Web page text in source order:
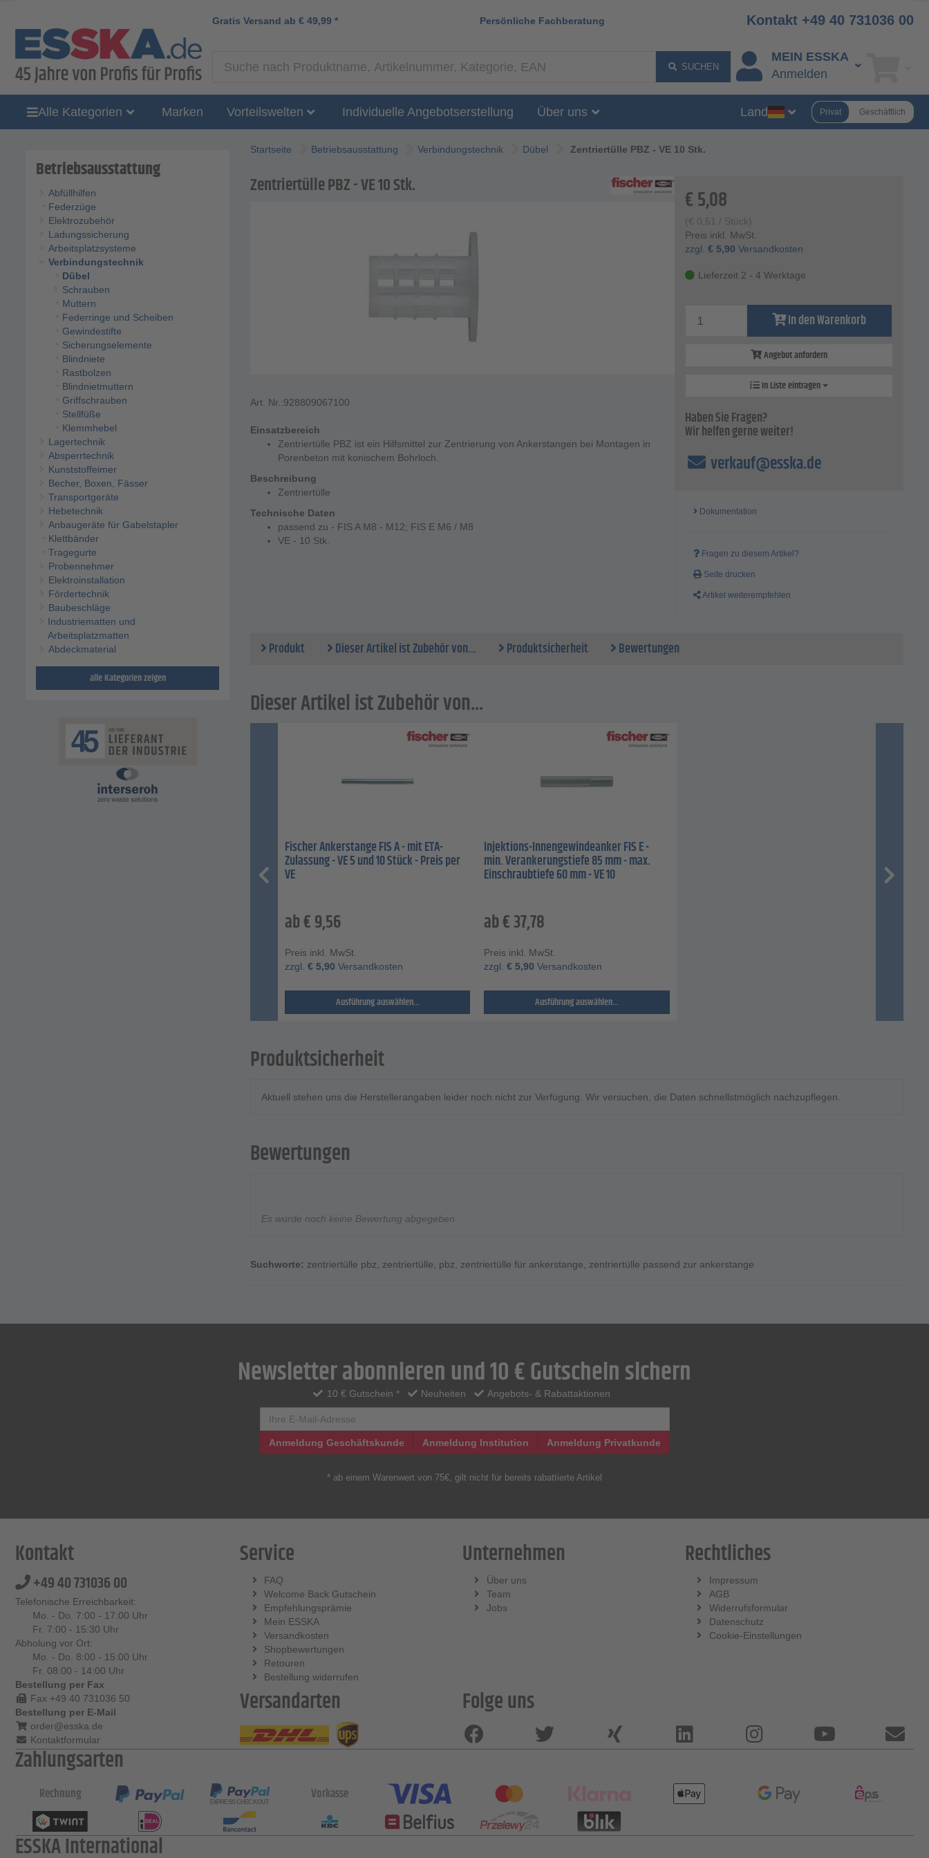
Gratis Versand ab € 49,99 * Persönliche Fachberatung Kontakt +49 40 731036 00
SUCHEN
MEIN ESSKA
Anmelden
Alle Kategorien Marken Vorteilswelten Individuelle Angebotserstellung Über uns Land Privat Geschäftlich
Betriebsausstattung
Abfüllhilfen
Federzüge
Elektrozubehör
Ladungssicherung
Arbeitsplatzsysteme
Verbindungstechnik
Dübel
Schrauben
Muttern
Federringe und Scheiben
Gewindestifte
Sicherungselemente
Blindniete
Rastbolzen
Blindnietmuttern
Griffschrauben
Stellfüße
Klemmhebel
Lagertechnik
Absperrtechnik
Kunststoffeimer
Becher, Boxen, Fässer
Transportgeräte
Hebetechnik
Anbaugeräte für Gabelstapler
Klettbänder
Tragegurte
Probennehmer
Elektroinstallation
Fördertechnik
Baubeschläge
Industriematten und
Arbeitsplatzmatten
Abdeckmaterial
alle Kategorien zeigen
Startseite Betriebsausstattung Verbindungstechnik Dübel Zentriertülle PBZ - VE 10 Stk.
Zentriertülle PBZ - VE 10 Stk.
Art. Nr.:928809067100
Einsatzbereich
Zentriertülle PBZ ist ein Hilfsmittel zur Zentrierung von Ankerstangen bei Montagen in
Porenbeton mit konischem Bohrloch.
Beschreibung
Zentriertülle
Technische Daten
passend zu - FIS A M8 - M12; FIS E M6 / M8
VE - 10 Stk.
€5,08
(€ 0,51 / Stück)
Preis inkl. MwSt.
zzgl.€ 5,90 Versandkosten
Lieferzeit 2 - 4 Werktage
In den Warenkorb
Angebot anfordern
In Liste eintragen
Haben Sie Fragen?
Wir helfen gerne weiter!
verkauf@esska.de
Dokumentation
Fragen zu diesem Artikel?
Seite drucken
Artikel weiterempfehlen
Produkt Dieser Artikel ist Zubehör von... Produktsicherheit Bewertungen
Dieser Artikel ist Zubehör von...
Fischer Ankerstange FIS A - mit ETA-
Zulassung - VE 5 und 10 Stück - Preis per
VE
ab€9,56
Preis inkl. MwSt.
zzgl. € 5,90 Versandkosten
Ausführung auswählen...
Injektions-Innengewindeanker FIS E -
min. Verankerungstiefe 85 mm - max.
Einschraubtiefe 60 mm - VE 10
ab€37,78
Preis inkl. MwSt.
zzgl.€ 5,90 Versandkosten
Ausführung auswählen...
Produktsicherheit
Aktuell stehen uns die Herstellerangaben leider noch nicht zur Verfügung. Wir versuchen, die Daten schnellstmöglich nachzupflegen.
Bewertungen
Es wurde noch keine Bewertung abgegeben
Suchworte: zentriertülle pbz, zentriertülle, pbz, zentriertülle für ankerstange, zentriertülle passend zur ankerstange
Newsletter abonnieren und 10 € Gutschein sichern
10 € Gutschein * Neuheiten Angebots- & Rabattaktionen
Anmeldung Geschäftskunde Anmeldung Institution Anmeldung Privatkunde
* ab einem Warenwert von 75€, gilt nicht für bereits rabattierte Artikel
Kontakt
+49 40 731036 00
Telefonische Erreichbarkeit:
Mo. - Do. 7:00 - 17:00 Uhr
Fr. 7:00 - 15:30 Uhr
Abholung vor Ort:
Mo. - Do. 8:00 - 15:00 Uhr
Fr. 08:00 - 14:00 Uhr
Bestellung per Fax
Fax +49 40 731036 50
Bestellung per E-Mail
order@esska.de
Kontaktformular
Service
FAQ
Welcome Back Gutschein
Empfehlungsprämie
Mein ESSKA
Versandkosten
Shopbewertungen
Retouren
Bestellung widerrufen
Unternehmen
Über uns
Team
Jobs
Rechtliches
Impressum
AGB
Widerrufsformular
Datenschutz
Cookie-Einstellungen
Versandarten
Folge uns
Zahlungsarten
Rechnung Vorkasse
ESSKA International